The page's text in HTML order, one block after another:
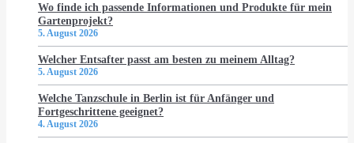
Wo finde ich passende Informationen und Produkte für mein
Gartenprojekt?
5. August 2026
Welcher Entsafter passt am besten zu meinem Alltag?
5. August 2026
Welche Tanzschule in Berlin ist für Anfänger und
Fortgeschrittene geeignet?
4. August 2026